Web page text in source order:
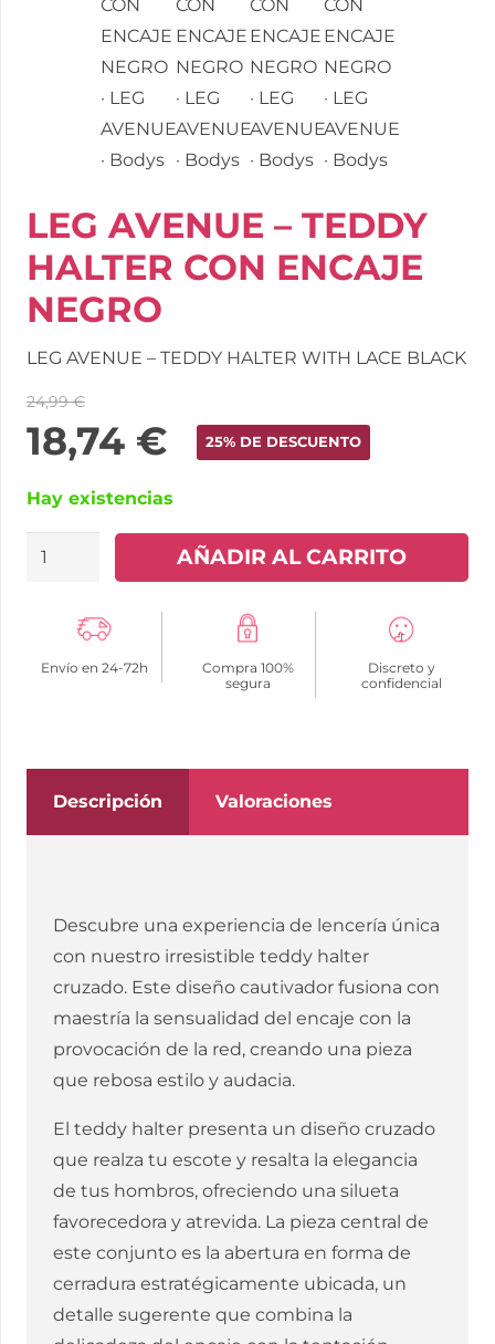
LEG AVENUE – TEDDY
HALTER CON ENCAJE
NEGRO
LEG AVENUE – TEDDY HALTER WITH LACE BLACK
24,99€
18,74 € 25% DE DESCUENTO
Hay existencias
LEG
TEDDY
HALTER
cantidad
AÑADIR AL CARRITO
Envío en 24-72h
Compra 100%
segura
Discreto y
confidencial
Descripción Valoraciones
Descubre una experiencia de lencería única
con nuestro irresistible teddy halter
cruzado. Este diseño cautivador fusiona con
maestría la sensualidad del encaje con la
provocación de la red, creando una pieza
que rebosa estilo y audacia.
El teddy halter presenta un diseño cruzado
que realza tu escote y resalta la elegancia
de tus hombros, ofreciendo una silueta
favorecedora y atrevida. La pieza central de
este conjunto es la abertura en forma de
cerradura estratégicamente ubicada, un
detalle sugerente que combina la